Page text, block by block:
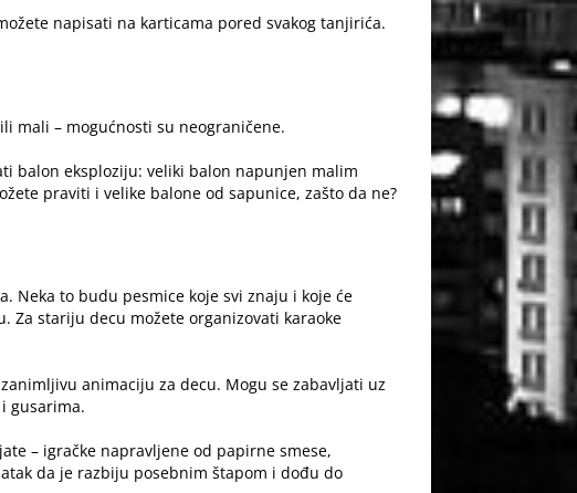
napisati na karticama pored svakog tanjirića.
mali – mogućnosti su neograničene.
balon eksploziju: veliki balon napunjen malim
praviti i velike balone od sapunice, zašto da ne?
Neka to budu pesmice koje svi znaju i koje će
Za stariju decu možete organizovati karaoke
animaciju za decu. Mogu se zabavljati uz
gusarima.
– igračke napravljene od papirne smese,
da je razbiju posebnim štapom i dođu do